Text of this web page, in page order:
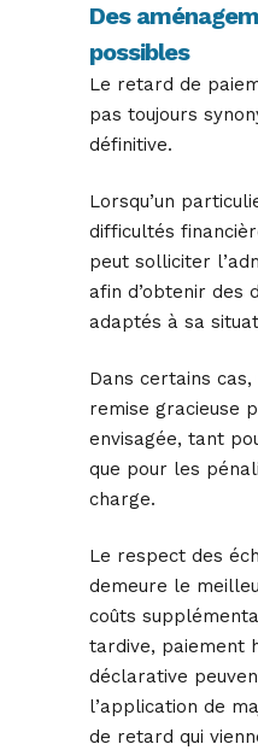
Des
possibles
Le retard de
pas toujours
définitive.
Lorsqu’un
difficultés
peut solliciter
afin d’obtenir des
adaptés à sa
Dans certains
remise gracieuse
envisagée, tant
que pour les
charge.
Le respect des
demeure le
coûts
tardive, paiement
déclarative
l’application de
de retard qui